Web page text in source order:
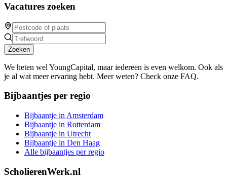
Vacatures zoeken
Zoeken
We heten wel YoungCapital, maar iedereen is even welkom. Ook als
je al wat meer ervaring hebt. Meer weten? Check onze FAQ.
Bijbaantjes per regio
Bijbaantje in Amsterdam
Bijbaantje in Rotterdam
Bijbaantje in Utrecht
Bijbaantje in Den Haag
Alle bijbaantjes per regio
ScholierenWerk.nl